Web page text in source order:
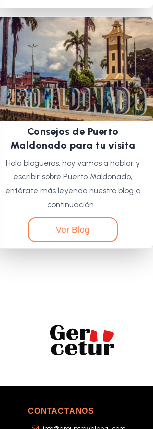
Consejos de Puerto
Maldonado para tu visita
Hola blogueros, hoy vamos a hablar y
escribir sobre Puerto Maldonado,
entérate más leyendo nuestro blog a
continuación.…
Ver Blog
CONTACTANOS